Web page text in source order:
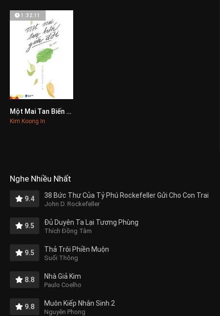
0
1:32:11
Một Mai Tan Biến Giữa Đời
Kim Koong In
Nghe Nhiều Nhất
9.4 38 Bức Thư Của Tỷ Phú Rockefeller Gửi Cho Con Trai
John D. Rockefeller
9.5 Đủ Duyên Ta Lại Tương Phùng
Thích Đồng Tâm
9.5 Thả Trôi Phiền Muộn
Suối Thông
8.8 Nhà Giả Kim
Paulo Coelho
9.8 Muôn Kiếp Nhân Sinh 2
Nguyên Phong